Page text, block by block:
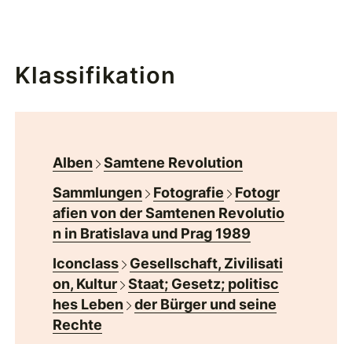
Klassifikation
Alben
Samtene Revolution
Sammlungen
Fotografie
Fotogr
afien von der Samtenen Revolutio
n in Bratislava und Prag 1989
Iconclass
Gesellschaft, Zivilisati
on, Kultur
Staat; Gesetz; politisc
hes Leben
der Bürger und seine
Rechte